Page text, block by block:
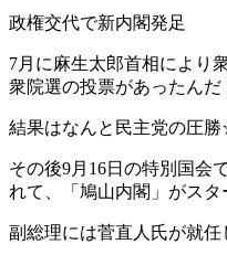
政権交代で新内閣発足
7月に麻生太郎首相により
衆院選の投票があったんだ
結果はなんと民主党の圧
その後9月16日の特別国会
れて、「鳩山内閣」がス
副総理には菅直人氏が就任